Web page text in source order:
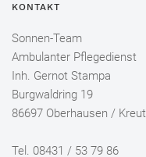
KONTAKT
Sonnen-Team
Ambulanter Pflegedienst
Inh. Gernot Stampa
Burgwaldring 19
86697 Oberhausen / Kreut
Tel. 08431 / 53 79 86